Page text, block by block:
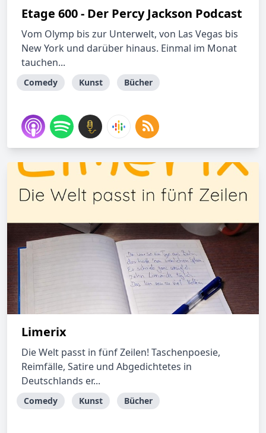
Etage 600 - Der Percy Jackson Podcast
Vom Olymp bis zur Unterwelt, von Las Vegas bis
New York und darüber hinaus. Einmal im Monat
tauchen...
Comedy Kunst Bücher
Limerix
Die Welt passt in fünf Zeilen! Taschenpoesie,
Reimfälle, Satire und Abgedichtetes in
Deutschlands er...
Comedy Kunst Bücher